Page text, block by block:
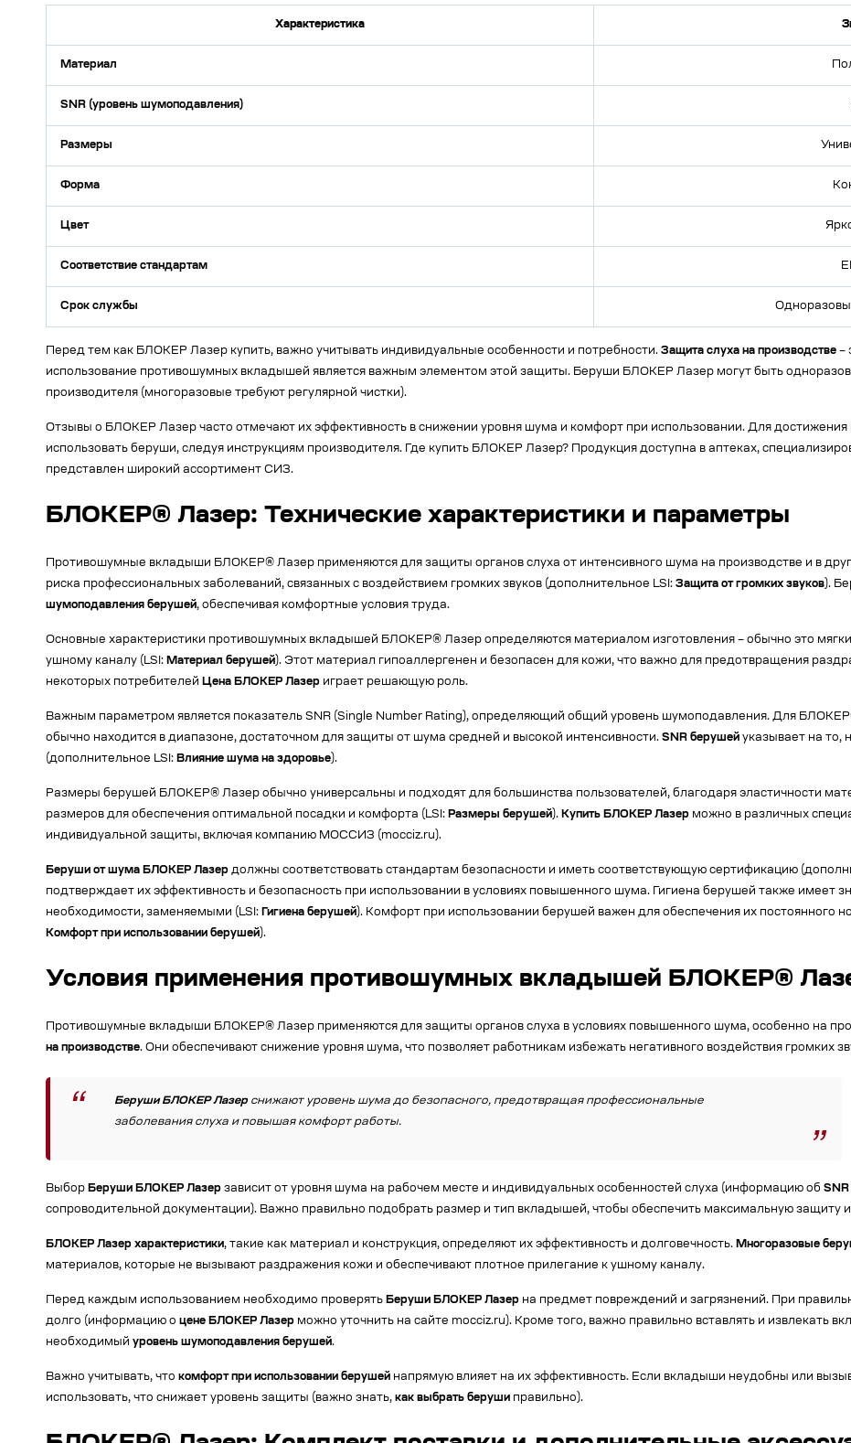
Характеристика
Материал
SNR (уровень шумоподавления)
Размеры
Форма
Цвет
Соответствие стандартам
Срок службы
Перед тем как БЛОКЕР Лазер купить, важно учитывать индивидуальные особенности и потребности. Защита слуха на производстве –
использование противошумных вкладышей является важным элементом этой защиты. Беруши БЛОКЕР Лазер могут быть
производителя (многоразовые требуют регулярной чистки).
Отзывы о БЛОКЕР Лазер часто отмечают их эффективность в снижении уровня шума и комфорт при использовании. Для
использовать беруши, следуя инструкциям производителя. Где купить БЛОКЕР Лазер? Продукция доступна в аптеках,
представлен широкий ассортимент СИЗ.
БЛОКЕР® Лазер: Технические характеристики и параметры
Противошумные вкладыши БЛОКЕР® Лазер применяются для защиты органов слуха от интенсивного шума на производстве и в
риска профессиональных заболеваний, связанных с воздействием громких звуков (дополнительное LSI: Защита от громких звуков).
шумоподавления берушей, обеспечивая комфортные условия труда.
Основные характеристики противошумных вкладышей БЛОКЕР® Лазер определяются материалом изготовления – обычно это
ушному каналу (LSI: Материал берушей). Этот материал гипоаллергенен и безопасен для кожи, что важно для предотвращения
некоторых потребителей Цена БЛОКЕР Лазер играет решающую роль.
Важным параметром является показатель SNR (Single Number Rating), определяющий общий уровень шумоподавления. Для
обычно находится в диапазоне, достаточном для защиты от шума средней и высокой интенсивности. SNR берушей указывает на то,
(дополнительное LSI: Влияние шума на здоровье).
Размеры берушей БЛОКЕР® Лазер обычно универсальны и подходят для большинства пользователей, благодаря эластичности
размеров для обеспечения оптимальной посадки и комфорта (LSI: Размеры берушей). Купить БЛОКЕР Лазер можно в различных
индивидуальной защиты, включая компанию МОССИЗ (mocciz.ru).
Беруши от шума БЛОКЕР Лазер должны соответствовать стандартам безопасности и иметь соответствующую сертификацию
подтверждает их эффективность и безопасность при использовании в условиях повышенного шума. Гигиена берушей также
необходимости, заменяемыми (LSI: Гигиена берушей). Комфорт при использовании берушей важен для обеспечения их постоянного
Комфорт при использовании берушей).
Условия применения противошумных вкладышей БЛОКЕР®
Противошумные вкладыши БЛОКЕР® Лазер применяются для защиты органов слуха в условиях повышенного шума, особенно на
на производстве. Они обеспечивают снижение уровня шума, что позволяет работникам избежать негативного воздействия громких
Беруши БЛОКЕР Лазер снижают уровень шума до безопасного, предотвращая профессиональные
заболевания слуха и повышая комфорт работы.
Выбор Беруши БЛОКЕР Лазер зависит от уровня шума на рабочем месте и индивидуальных особенностей слуха (информацию об
сопроводительной документации). Важно правильно подобрать размер и тип вкладышей, чтобы обеспечить максимальную защиту
БЛОКЕР Лазер характеристики, такие как материал и конструкция, определяют их эффективность и долговечность. Многоразовые
материалов, которые не вызывают раздражения кожи и обеспечивают плотное прилегание к ушному каналу.
Перед каждым использованием необходимо проверять Беруши БЛОКЕР Лазер на предмет повреждений и загрязнений. При
долго (информацию о цене БЛОКЕР Лазер можно уточнить на сайте mocciz.ru). Кроме того, важно правильно вставлять и извлекать
необходимый уровень шумоподавления берушей.
Важно учитывать, что комфорт при использовании берушей напрямую влияет на их эффективность. Если вкладыши неудобны или
использовать, что снижает уровень защиты (важно знать, как выбрать беруши правильно).